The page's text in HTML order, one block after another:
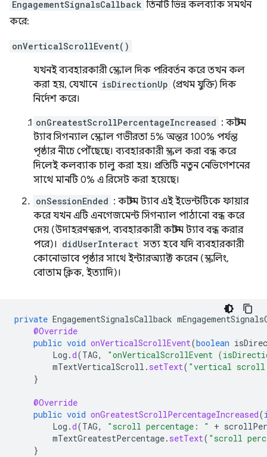
EngagementSignalsCallback তিনটি ভিন্ন কলব্যাক সমর্থন
করে:
onVerticalScrollEvent()
যখনই ব্যবহারকারী স্ক্রোল দিক পরিবর্তন করে তখন কল
করা হয়, যেখানে isDirectionUp (প্রথম যুক্তি) দিক
নির্দেশ করে।
onGreatestScrollPercentageIncreased : কাস্টম
ট্যাব সিগন্যাল স্ক্রোল গভীরতা 5% অন্তর 100% পর্যন্ত
পৃষ্ঠার নীচে পৌঁছেছে। ব্যবহারকারী স্ক্রল করা বন্ধ করে
দিলেই কলব্যাক চালু করা হয়। প্রতিটি নতুন নেভিগেশনের
সাথে মানটি 0% এ রিসেট করা হয়েছে।
onSessionEnded : কাস্টম ট্যাব এই ইভেন্টটিকে ফায়ার
করে যখন এটি এনগেজমেন্ট সিগন্যাল পাঠানো বন্ধ করে
দেয় (উদাহরণস্বরূপ, ব্যবহারকারী কাস্টম ট্যাব বন্ধ করার
পরে)। didUserInteract সত্য হবে যদি ব্যবহারকারী
কোনোভাবে পৃষ্ঠার সাথে ইন্টারঅ্যাক্ট করেন (স্ক্রলিং,
বোতাম ক্লিক, ইত্যাদি)।
private EngagementSignalsCallback
@Override
public void onVerticalScrollEvent(boolean
Log .d(TAG,
"onVerticalScrollEvent
mTextVerticalScroll . setText( "vertical
}
@Override
public void onGreatestScrollPercentageIncreased(
Log .d(TAG, "scroll percentage: " +
mTextGreatestPercentage. setText( "scroll
}